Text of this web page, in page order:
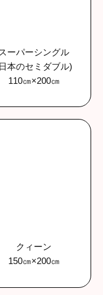
スーパーシングル
本のセミダブル)
110㎝×200㎝
クィーン
150㎝×200㎝